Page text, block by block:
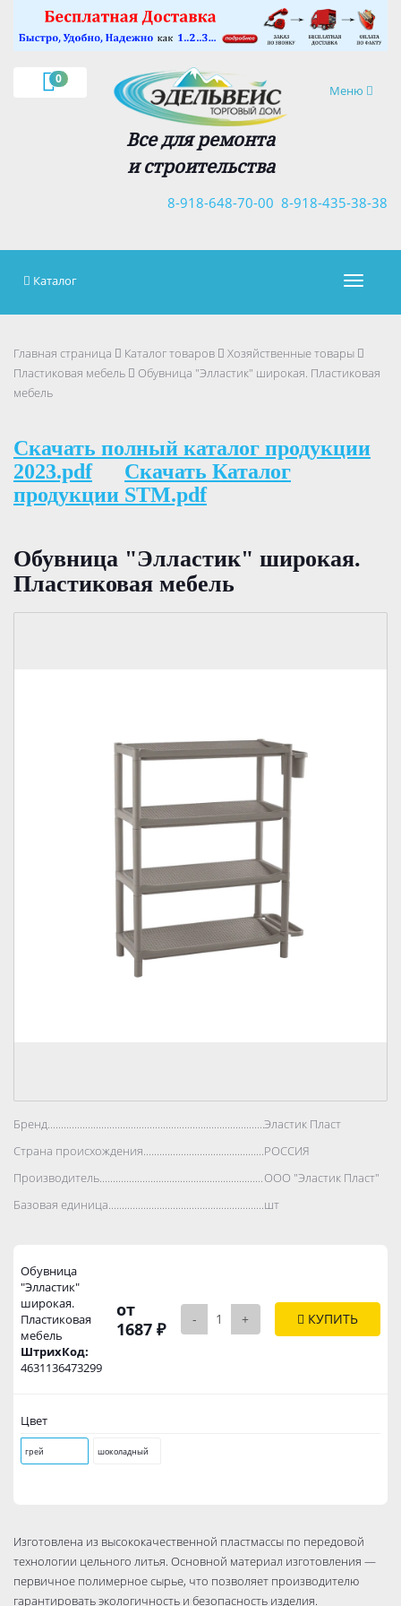
0
Навигация
Меню
Все для ремонта
и строительства
8-918-435-38-38
8-918-648-70-00
×
Каталог
Главная страница Каталог товаров
Хозяйственные товары
Пластиковая мебель
Обувница "Элластик" широкая. Пластиковая
мебель
Скачать полный каталог продукции
2023.pdf
Скачать Каталог
продукции STM.pdf
Обувница "Элластик" широкая.
Пластиковая мебель
Бренд..................................................................................Эластик Пласт
Страна происхождения..................................................................................
РОССИЯ
Производитель..................................................................................ООО "Эластик Пласт"
Базовая единица..................................................................................
шт
Обувница
"Элластик"
широкая.
Пластиковая
мебель
ШтрихКод:
4631136473299
от
1687 ₽
- + КУПИТЬ
Цвет
грей шоколадный
Изготовлена из высококачественной пластмассы по передовой
технологии цельного литья. Основной материал изготовления —
первичное полимерное сырье, что позволяет производителю
гарантировать экологичность и безопасность изделия.